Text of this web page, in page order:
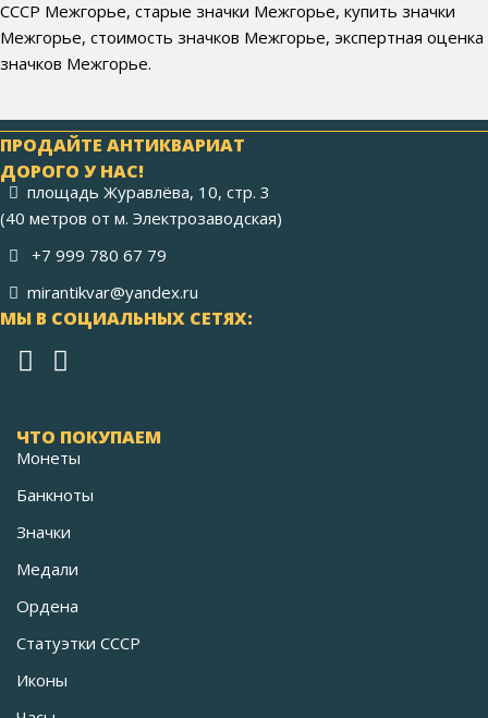
СССР Межгорье, старые значки Межгорье, купить значки
Межгорье, стоимость значков Межгорье, экспертная оценка
значков Межгорье.
ПРОДАЙТЕ АНТИКВАРИАТ
ДОРОГО У НАС!
площадь Журавлёва, 10, стр. 3
(40 метров от м. Электрозаводская)
+7 999 780 67 79
mirantikvar@yandex.ru
МЫ В СОЦИАЛЬНЫХ СЕТЯХ:
ЧТО ПОКУПАЕМ
Монеты
Банкноты
Значки
Медали
Ордена
Статуэтки СССР
Иконы